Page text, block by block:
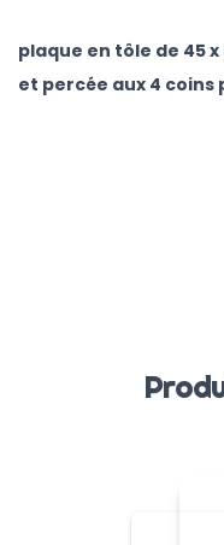
plaque en tôle de 45
et percée aux 4